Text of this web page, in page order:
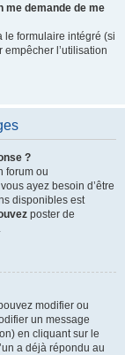
me demande de me
le formulaire intégré (si
empêcher l’utilisation
?
forum ou
ayez besoin d’être
disponibles est
poster de
modifier ou
un message
en cliquant sur le
a déjà répondu au